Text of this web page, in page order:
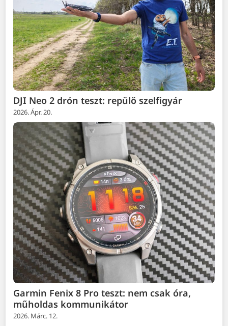
DJI Neo 2 drón teszt: repülő szelfigyár
2026. Ápr. 20.
Garmin Fenix 8 Pro teszt: nem csak óra,
műholdas kommunikátor
2026. Márc. 12.